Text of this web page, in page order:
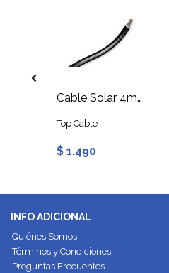
Cable Solar 4mm TOPSOLAR ZZ-F Negro
Top Cable
$ 1.490
INFO ADICIONAL
Quiénes Somos
Términos y Condiciones
Preguntas Frecuentes